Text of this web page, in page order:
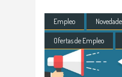
Empleo
Ofertas de Empleo